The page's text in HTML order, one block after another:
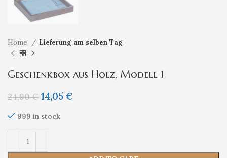
Home Lieferung am selben Tag
Geschenkbox aus Holz, Modell 1
24,90€ 14,05 €
999 in stock